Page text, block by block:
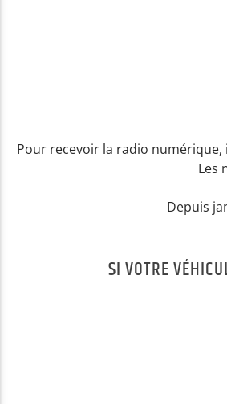
Pour recevoir la radio numérique,
Les
Depuis
SI VOTRE